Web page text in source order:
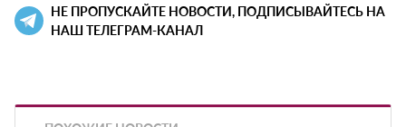
НЕ ПРОПУСКАЙТЕ НОВОСТИ, ПОДПИСЫВАЙТЕСЬ НА
НАШ ТЕЛЕГРАМ-КАНАЛ